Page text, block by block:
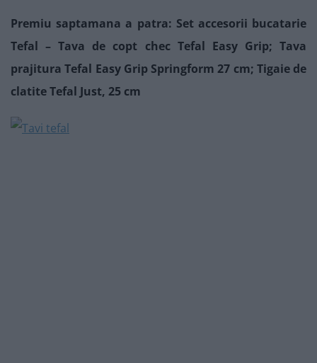
Premiu saptamana a patra: Set accesorii bucatarie
Tefal – Tava de copt chec Tefal Easy Grip; Tava
prajitura Tefal Easy Grip Springform 27 cm; Tigaie de
clatite Tefal Just, 25 cm